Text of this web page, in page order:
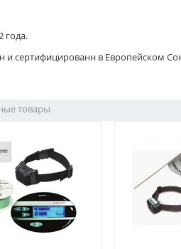
года.
и сертифицированн в Европейском
товары